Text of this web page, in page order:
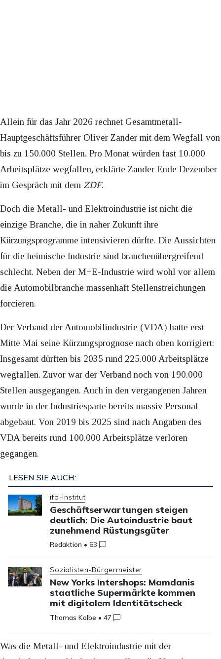
Allein für das Jahr 2026 rechnet Gesamtmetall-
Hauptgeschäftsführer Oliver Zander mit dem Wegfall von
bis zu 150.000 Stellen. Pro Monat würden fast 10.000
Arbeitsplätze wegfallen, erklärte Zander Ende Dezember
im Gespräch mit dem ZDF.
Doch die Metall- und Elektroindustrie ist nicht die
einzige Branche, die in naher Zukunft ihre
Kürzungsprogramme intensivieren dürfte. Die Aussichten
für die heimische Industrie sind branchenübergreifend
schlecht. Neben der M+E-Industrie wird wohl vor allem
die Automobilbranche massenhaft Stellenstreichungen
forcieren.
Der Verband der Automobilindustrie (VDA) hatte erst
Mitte Mai seine Kürzungsprognose nach oben korrigiert:
Insgesamt dürften bis 2035 rund 225.000 Arbeitsplätze
wegfallen. Zuvor war der Verband noch von 190.000
Stellen ausgegangen. Auch in den vergangenen Jahren
wurde in der Industriesparte bereits massiv Personal
abgebaut. Von 2019 bis 2025 sind nach Angaben des
VDA bereits rund 100.000 Arbeitsplätze verloren
gegangen.
LESEN SIE AUCH:
ifo-Institut
Geschäftserwartungen steigen
deutlich: Die Autoindustrie baut
zunehmend Rüstungsgüter
Redaktion •63
Sozialisten-Bürgermeister
New Yorks Intershops: Mamdanis
staatliche Supermärkte kommen
mit digitalem Identitätscheck
Thomas Kolbe •47
Was die Metall- und Elektroindustrie mit der